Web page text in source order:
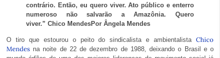
contrário. Então, eu quero viver. Ato público e enterro
numeroso não salvarão a Amazônia. Quero
viver.” Chico MendesPor Ângela Mendes
O tiro que estourou o peito do sindicalista e ambientalista Chico
Mendes na noite de 22 de dezembro de 1988, deixando o Brasil e o